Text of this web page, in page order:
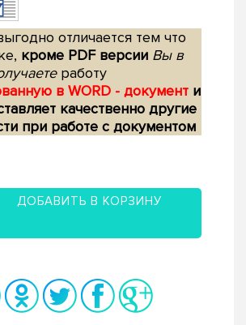
отличается тем что
кроме PDF версии Вы в
работу
в WORD - документ и
качественно другие
при работе с документом
ДОБАВИТЬ В КОРЗИНУ